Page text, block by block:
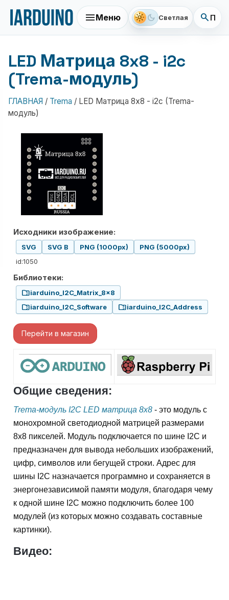
menuМеню light_mode dark_mode Светлая search
LED Матрица 8x8 - i2c
(Trema-модуль)
ГЛАВНАЯ / Trema / LED Матрица 8x8 - i2c (Trema-
модуль)
Исходники изображение:
SVG SVG B PNG (1000px)
PNG (5000px)
id:1050
Библиотеки:
folder_zipiarduino_I2C_Matrix_8x8
folder_zipiarduino_I2C_Software folder_zipiarduino_I2C_Address
Перейти в магазин
Общие сведения:
Trema-модуль I2C LED матрица 8x8 - это модуль с
монохромной светодиодной матрицей размерами
8x8 пикселей. Модуль подключается по шине I2С и
предназначен для вывода небольших изображений,
цифр, символов или бегущей строки. Адрес для
шины I2C назначается программно и сохраняется в
энергонезависимой памяти модуля, благодаря чему
к одной шине I2C можно подключить более 100
модулей (из которых можно создавать составные
картинки).
Видео: